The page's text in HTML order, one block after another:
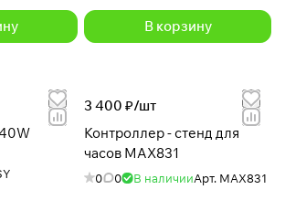
В корзину
3 400 ₽/шт
Контроллер - стенд для
часов MAX831
0 0 В наличииАрт. MAX831